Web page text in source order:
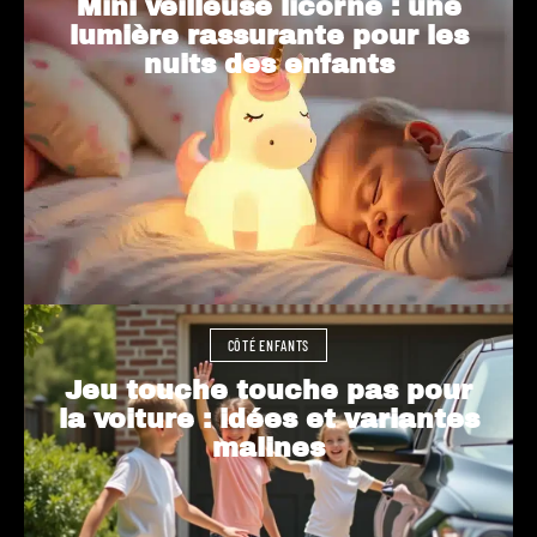
Mini veilleuse licorne : une
lumière rassurante pour les
nuits des enfants
CÔTÉ ENFANTS
Jeu touche touche pas pour
la voiture : idées et variantes
malines